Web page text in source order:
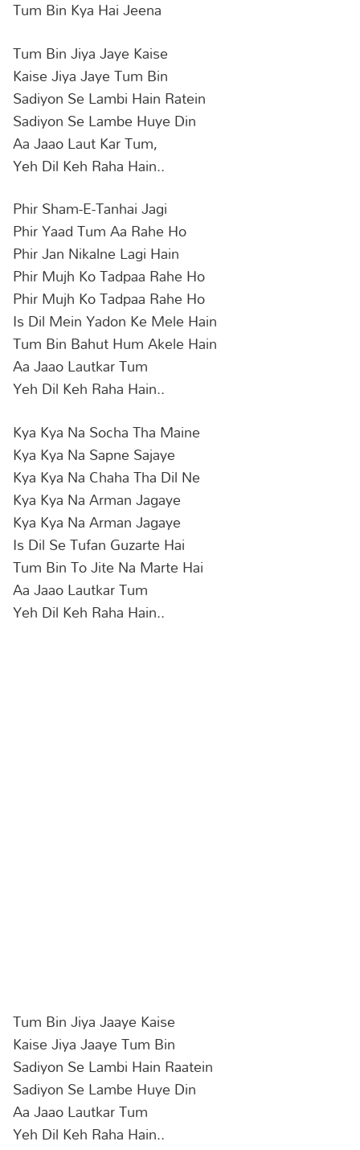
Tum Bin Kya Hai Jeena
Tum Bin Jiya Jaye Kaise
Kaise Jiya Jaye Tum Bin
Sadiyon Se Lambi Hain Ratein
Sadiyon Se Lambe Huye Din
Aa Jaao Laut Kar Tum,
Yeh Dil Keh Raha Hain..
Phir Sham-E-Tanhai Jagi
Phir Yaad Tum Aa Rahe Ho
Phir Jan Nikalne Lagi Hain
Phir Mujh Ko Tadpaa Rahe Ho
Phir Mujh Ko Tadpaa Rahe Ho
Is Dil Mein Yadon Ke Mele Hain
Tum Bin Bahut Hum Akele Hain
Aa Jaao Lautkar Tum
Yeh Dil Keh Raha Hain..
Kya Kya Na Socha Tha Maine
Kya Kya Na Sapne Sajaye
Kya Kya Na Chaha Tha Dil Ne
Kya Kya Na Arman Jagaye
Kya Kya Na Arman Jagaye
Is Dil Se Tufan Guzarte Hai
Tum Bin To Jite Na Marte Hai
Aa Jaao Lautkar Tum
Yeh Dil Keh Raha Hain..
Tum Bin Jiya Jaaye Kaise
Kaise Jiya Jaaye Tum Bin
Sadiyon Se Lambi Hain Raatein
Sadiyon Se Lambe Huye Din
Aa Jaao Lautkar Tum
Yeh Dil Keh Raha Hain..